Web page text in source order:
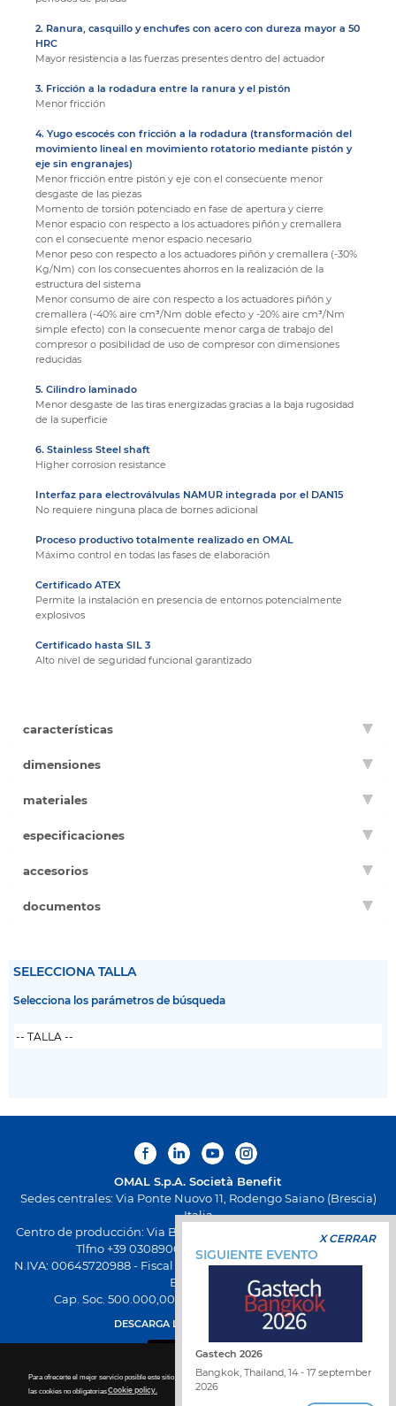
Para ofrecerte el mejor servicio posible este sitio utiliza las cookies. Para más detalles sobre la desactivación de
las cookies no obligatoriasCookie policy.
2. Ranura, casquillo y enchufes con acero con dureza mayor a 50
HRC
Mayor resistencia a las fuerzas presentes dentro del actuador
3. Fricción a la rodadura entre la ranura y el pistón
Menor fricción
4. Yugo escocés con fricción a la rodadura (transformación del
movimiento lineal en movimiento rotatorio mediante pistón y
eje sin engranajes)
Menor fricción entre pistón y eje con el consecuente menor
desgaste de las piezas
Momento de torsión potenciado en fase de apertura y cierre
Menor espacio con respecto a los actuadores piñón y cremallera
con el consecuente menor espacio necesario
Menor peso con respecto a los actuadores piñón y cremallera (-30%
Kg/Nm) con los consecuentes ahorros en la realización de la
estructura del sistema
Menor consumo de aire con respecto a los actuadores piñón y
cremallera (-40% aire cm³/Nm doble efecto y -20% aire cm³/Nm
simple efecto) con la consecuente menor carga de trabajo del
compresor o posibilidad de uso de compresor con dimensiones
reducidas
5. Cilindro laminado
Menor desgaste de las tiras energizadas gracias a la baja rugosidad
de la superficie
6. Stainless Steel shaft
Higher corrosion resistance
Interfaz para electroválvulas NAMUR integrada por el DAN15
No requiere ninguna placa de bornes adicional
Proceso productivo totalmente realizado en OMAL
Máximo control en todas las fases de elaboración
Certificado ATEX
Permite la instalación en presencia de entornos potencialmente
explosivos
Certificado hasta SIL 3
Alto nivel de seguridad funcional garantizado
características
dimensiones
materiales
especificaciones
accesorios
documentos
SELECCIONA TALLA
Selecciona los parámetros de búsqueda
OMAL S.p.A. Società Benefit
Sedes centrales: Via Ponte Nuovo 11, Rodengo Saiano (Brescia)
Italia
Centro de producción: Via Brognolo 12, Passirano (Brescia) Italia
Tlfno +39 0308900145 Fax +39 0308900423
N.IVA: 00645720988 - Fiscal Code: 01661640175 - Inscripción REA
BS-258271
Cap. Soc. 500.000,00 € totalmente desembolsado
DESCARGA LA NUEVA APP OMAL
X CERRAR
SIGUIENTE EVENTO
Gastech 2026
Bangkok, Thailand, 14 - 17 september
2026